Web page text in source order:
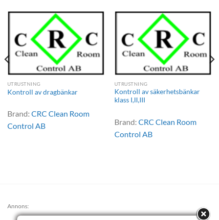
UTRUSTNING
Kontroll av dragbänkar
Brand: CRC Clean Room
Control AB
UTRUSTNING
Kontroll av säkerhetsbänkar
klass I,II,III
Brand: CRC Clean Room
Control AB
Annons: